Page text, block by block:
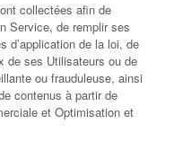
collectées afin de
Service, de remplir ses
d’application de la loi, de
de ses Utilisateurs ou de
ou frauduleuse, ainsi
contenus à partir de
et Optimisation et